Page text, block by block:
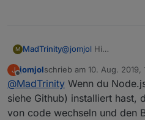
M MadTrinity@jomjol Hi
wenn ich jetzt mit
dann kommt
module.js:550
throw err;
Error: cannot find
J
Offline
jomjolschrieb am 10. Aug. 2019,
zuletzt editiert von
@MadTrinity Wenn du
siehe Github) installiert hast,
von code wechseln und den